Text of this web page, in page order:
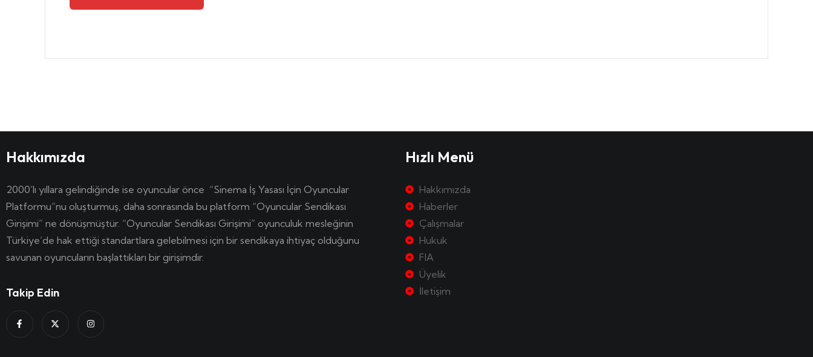
Hakkımızda
2000’lı yıllara gelindiğinde ise oyuncular önce “Sinema İş Yasası İçin Oyuncular
Platformu”nu oluşturmuş, daha sonrasında bu platform “Oyuncular Sendikası
Girişimi” ne dönüşmüştür. “Oyuncular Sendikası Girişimi” oyunculuk mesleğinin
Türkiye’de hak ettiği standartlara gelebilmesi için bir sendikaya ihtiyaç olduğunu
savunan oyuncuların başlattıkları bir girişimdir.
Takip Edin
Hızlı Menü
Hakkımızda
Haberler
Çalışmalar
Hukuk
FIA
Üyelik
İletişim